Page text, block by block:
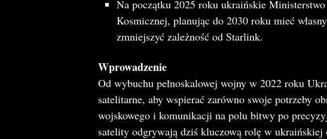
Na początku 2025 roku ukraińskie
Kosmicznej, planując do 2030 roku mieć
zmniejszyć zależność od Starlink.
Wprowadzenie
Od wybuchu pełnoskalowej wojny w 2022 roku
satelitarne, aby wspierać zarówno swoje potrzeby
wojskowego i komunikacji na polu bitwy po
satelity odgrywają dziś kluczową rolę w ukraińskiej